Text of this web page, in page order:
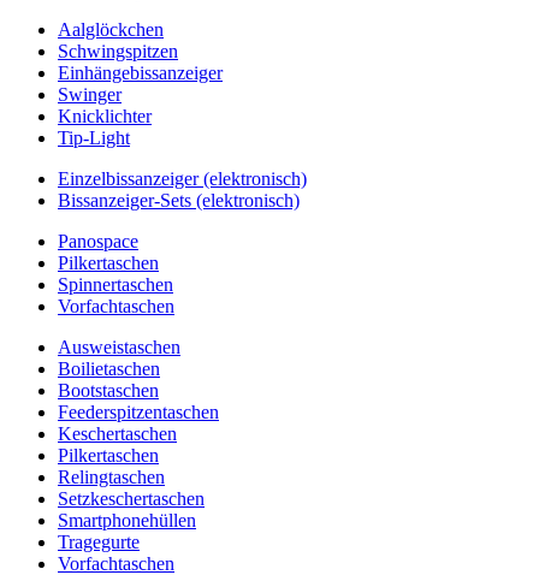
Aalglöckchen
Schwingspitzen
Einhängebissanzeiger
Swinger
Knicklichter
Tip-Light
Einzelbissanzeiger (elektronisch)
Bissanzeiger-Sets (elektronisch)
Panospace
Pilkertaschen
Spinnertaschen
Vorfachtaschen
Ausweistaschen
Boilietaschen
Bootstaschen
Feederspitzentaschen
Keschertaschen
Pilkertaschen
Relingtaschen
Setzkeschertaschen
Smartphonehüllen
Tragegurte
Vorfachtaschen